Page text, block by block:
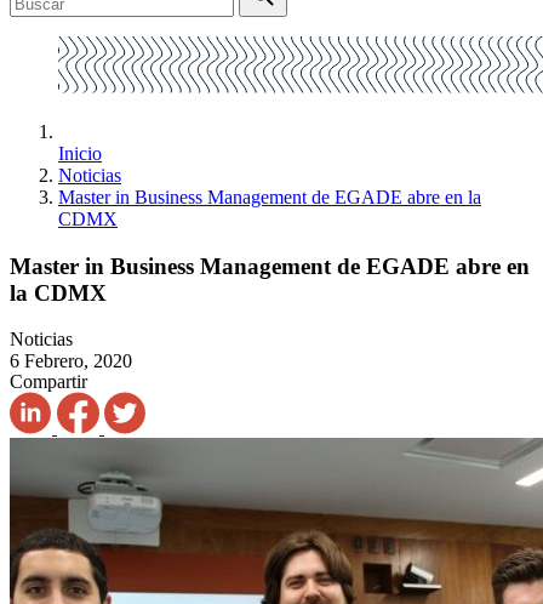
Inicio
Noticias
Master in Business Management de EGADE abre en la
CDMX
Master in Business Management de EGADE abre en
la CDMX
Noticias
6 Febrero, 2020
Compartir